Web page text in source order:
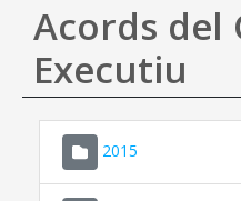
Acords del
Executiu
2015